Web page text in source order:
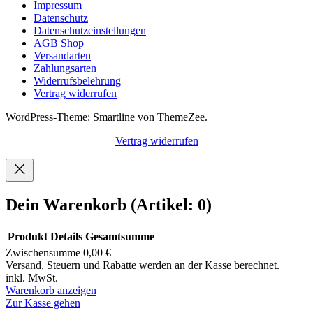
Impressum
Datenschutz
Datenschutzeinstellungen
AGB Shop
Versandarten
Zahlungsarten
Widerrufsbelehrung
Vertrag widerrufen
WordPress-Theme: Smartline von ThemeZee.
Vertrag widerrufen
Dein Warenkorb (Artikel: 0)
Produkte
im
Warenkorb
Produkt Details Gesamtsumme
Zwischensumme 0,00 €
Versand, Steuern und Rabatte werden an der Kasse berechnet.
inkl. MwSt.
Warenkorb anzeigen
Zur Kasse gehen